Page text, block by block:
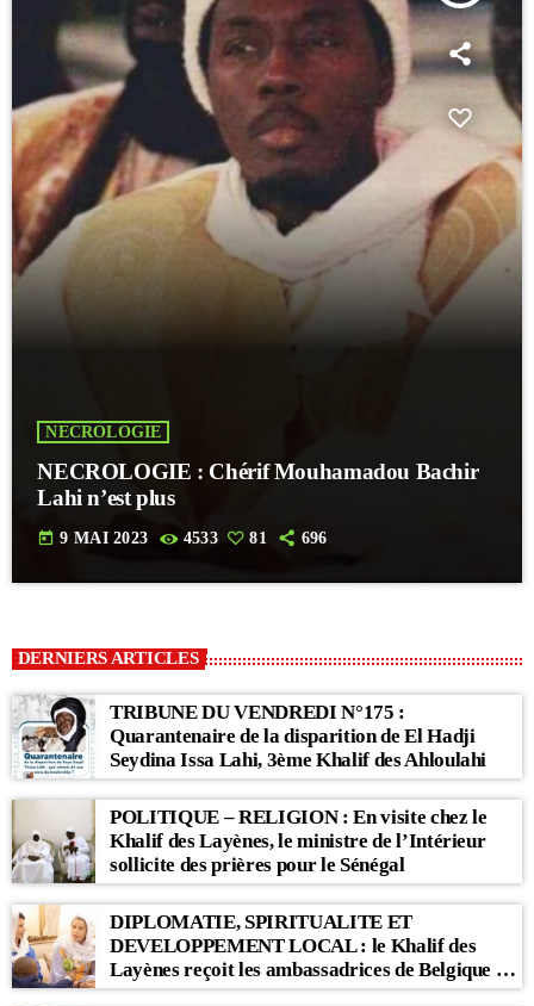
NECROLOGIE
NECROLOGIE : Chérif Mouhamadou Bachir
Lahi n’est plus
today 9 MAI 2023 4533 81 696
DERNIERS ARTICLES
TRIBUNE DU VENDREDI N°175 :
Quarantenaire de la disparition de El Hadji
Seydina Issa Lahi, 3ème Khalif des Ahloulahi
POLITIQUE – RELIGION : En visite chez le
Khalif des Layènes, le ministre de l’Intérieur
sollicite des prières pour le Sénégal
DIPLOMATIE, SPIRITUALITE ET
DEVELOPPEMENT LOCAL : le Khalif des
Layènes reçoit les ambassadrices de Belgique et
des Pays-Bas